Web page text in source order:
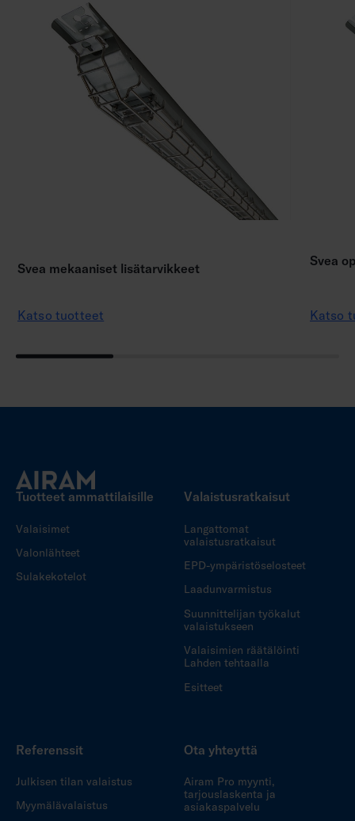
Svea mekaaniset lisätarvikkeet
Katso tuotteet
Svea
Katso
Tuotteet ammattilaisille
Valaisimet
Valonlähteet
Sulakekotelot
Valaistusratkaisut
Langattomat
valaistusratkaisut
EPD-ympäristöselosteet
Laadunvarmistus
Suunnittelijan työkalut
valaistukseen
Valaisimien räätälöinti
Lahden tehtaalla
Esitteet
Referenssit
Julkisen tilan valaistus
Myymälävalaistus
Ota yhteyttä
Airam Pro myynti,
tarjouslaskenta ja
asiakaspalvelu